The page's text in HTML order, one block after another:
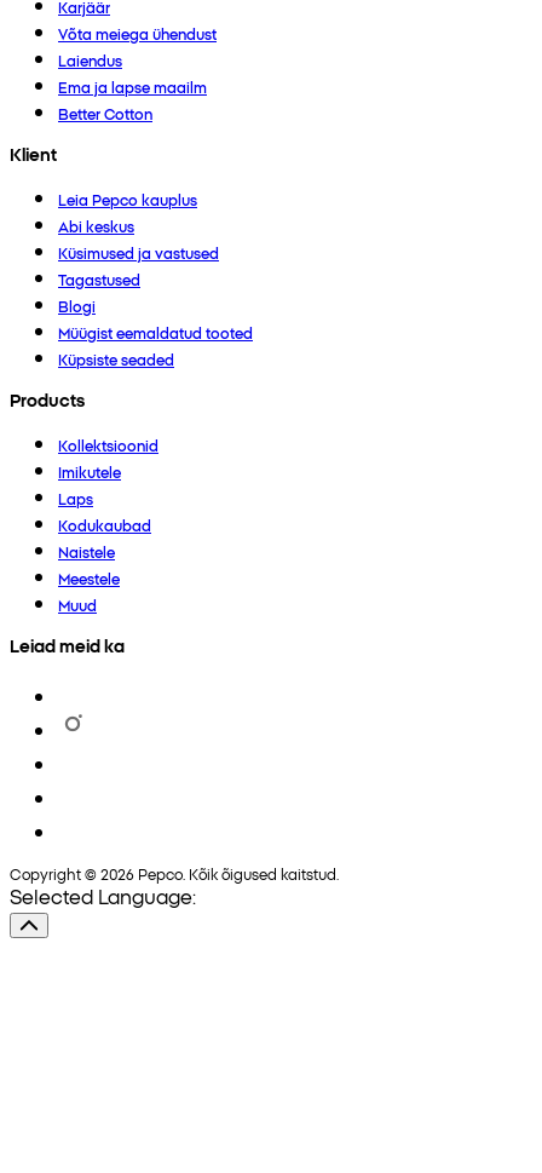
Karjäär
Võta meiega ühendust
Laiendus
Ema ja lapse maailm
Better Cotton
Klient
Leia Pepco kauplus
Abi keskus
Küsimused ja vastused
Tagastused
Blogi
Müügist eemaldatud tooted
Küpsiste seaded
Products
Kollektsioonid
Imikutele
Laps
Kodukaubad
Naistele
Meestele
Muud
Leiad meid ka
Copyright © 2026 Pepco. Kõik õigused kaitstud.
Selected Language: